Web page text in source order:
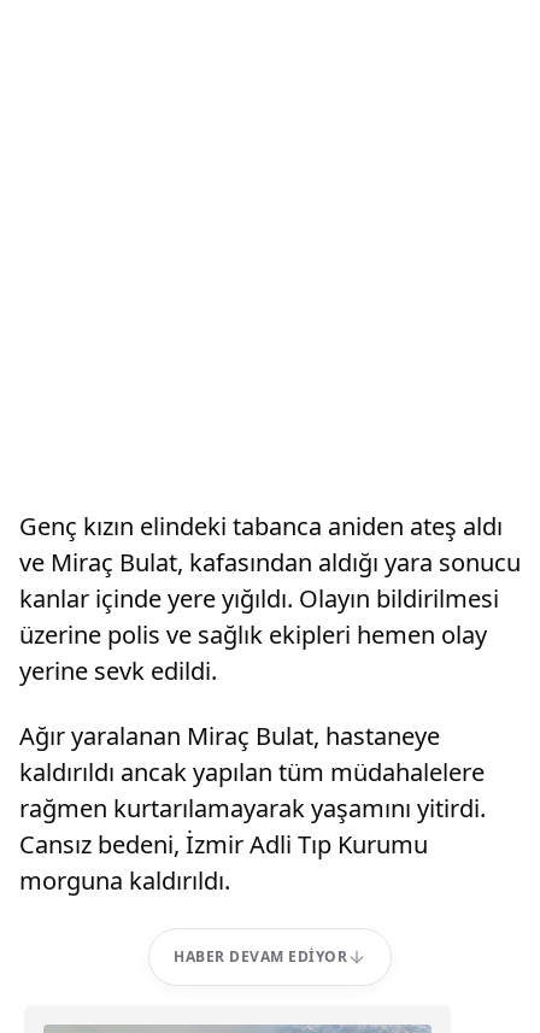
Genç kızın elindeki tabanca aniden ateş aldı
ve Miraç Bulat, kafasından aldığı yara sonucu
kanlar içinde yere yığıldı. Olayın bildirilmesi
üzerine polis ve sağlık ekipleri hemen olay
yerine sevk edildi.
Ağır yaralanan Miraç Bulat, hastaneye
kaldırıldı ancak yapılan tüm müdahalelere
rağmen kurtarılamayarak yaşamını yitirdi.
Cansız bedeni, İzmir Adli Tıp Kurumu
morguna kaldırıldı.
HABER DEVAM EDIYOR